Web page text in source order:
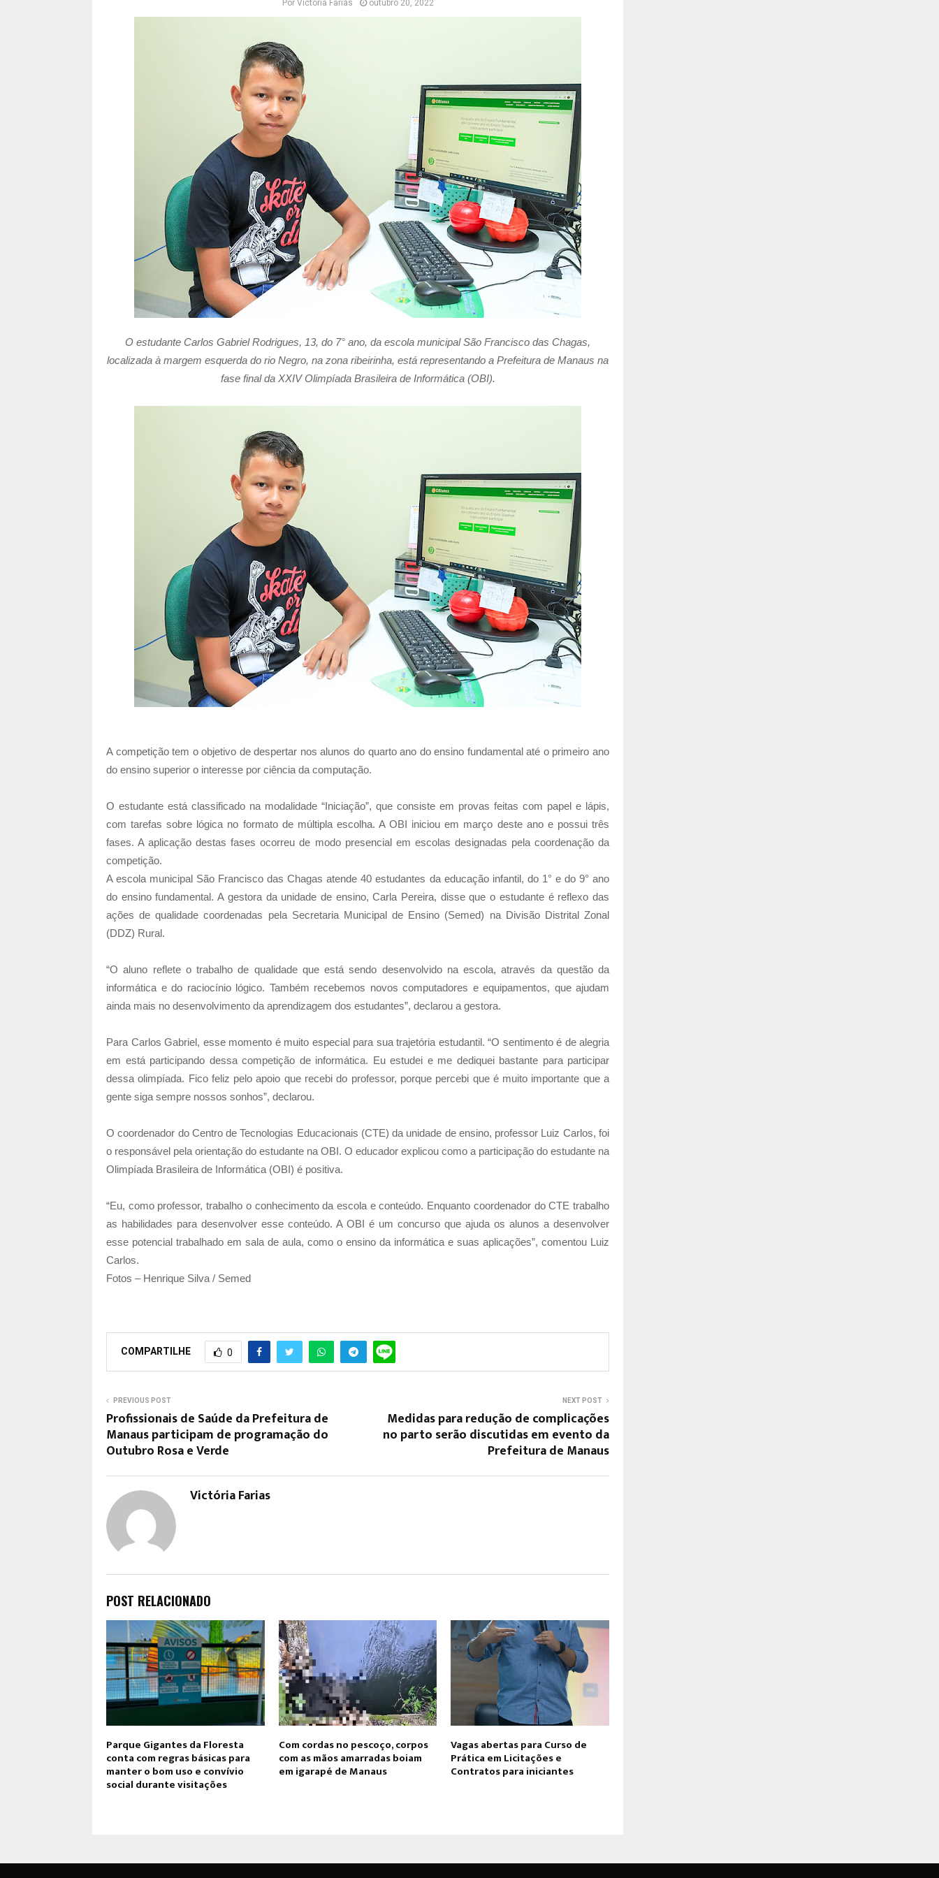
Por Victória Farias outubro 20, 2022
O estudante Carlos Gabriel Rodrigues, 13, do 7° ano, da escola municipal São Francisco das Chagas,
localizada à margem esquerda do rio Negro, na zona ribeirinha, está representando a Prefeitura de Manaus na
fase final da XXIV Olimpíada Brasileira de Informática (OBI).
A competição tem o objetivo de despertar nos alunos do quarto ano do ensino fundamental até o primeiro ano
do ensino superior o interesse por ciência da computação.
O estudante está classificado na modalidade “Iniciação”, que consiste em provas feitas com papel e lápis,
com tarefas sobre lógica no formato de múltipla escolha. A OBI iniciou em março deste ano e possui três
fases. A aplicação destas fases ocorreu de modo presencial em escolas designadas pela coordenação da
competição.
A escola municipal São Francisco das Chagas atende 40 estudantes da educação infantil, do 1° e do 9° ano
do ensino fundamental. A gestora da unidade de ensino, Carla Pereira, disse que o estudante é reflexo das
ações de qualidade coordenadas pela Secretaria Municipal de Ensino (Semed) na Divisão Distrital Zonal
(DDZ) Rural.
“O aluno reflete o trabalho de qualidade que está sendo desenvolvido na escola, através da questão da
informática e do raciocínio lógico. Também recebemos novos computadores e equipamentos, que ajudam
ainda mais no desenvolvimento da aprendizagem dos estudantes”, declarou a gestora.
Para Carlos Gabriel, esse momento é muito especial para sua trajetória estudantil. “O sentimento é de alegria
em está participando dessa competição de informática. Eu estudei e me dediquei bastante para participar
dessa olimpíada. Fico feliz pelo apoio que recebi do professor, porque percebi que é muito importante que a
gente siga sempre nossos sonhos”, declarou.
O coordenador do Centro de Tecnologias Educacionais (CTE) da unidade de ensino, professor Luiz Carlos, foi
o responsável pela orientação do estudante na OBI. O educador explicou como a participação do estudante na
Olimpíada Brasileira de Informática (OBI) é positiva.
“Eu, como professor, trabalho o conhecimento da escola e conteúdo. Enquanto coordenador do CTE trabalho
as habilidades para desenvolver esse conteúdo. A OBI é um concurso que ajuda os alunos a desenvolver
esse potencial trabalhado em sala de aula, como o ensino da informática e suas aplicações”, comentou Luiz
Carlos.
Fotos – Henrique Silva / Semed
COMPARTILHE 0
PREVIOUS POST
Profissionais de Saúde da Prefeitura de
Manaus participam de programação do
Outubro Rosa e Verde
NEXT POST
Medidas para redução de complicações
no parto serão discutidas em evento da
Prefeitura de Manaus
Victória Farias
POST RELACIONADO
Parque Gigantes da Floresta
conta com regras básicas para
manter o bom uso e convívio
social durante visitações
Com cordas no pescoço, corpos
com as mãos amarradas boiam
em igarapé de Manaus
Vagas abertas para Curso de
Prática em Licitações e
Contratos para iniciantes